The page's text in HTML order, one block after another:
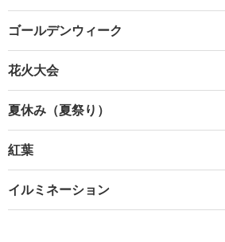
ゴールデンウィーク
花火大会
夏休み（夏祭り）
紅葉
イルミネーション